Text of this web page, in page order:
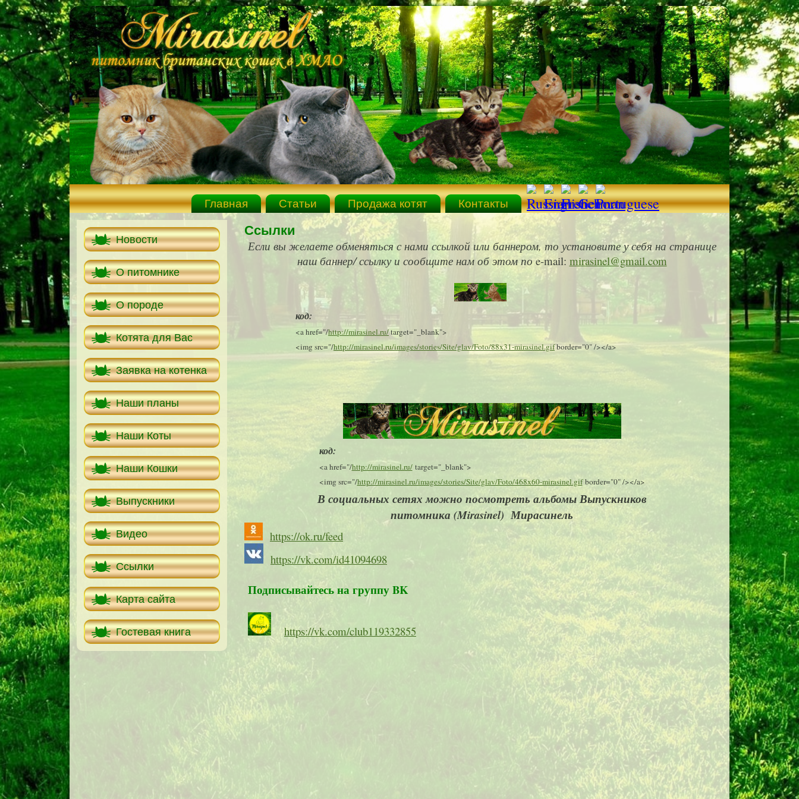
Главная Статьи Продажа котят Контакты
Новости
О питомнике
О породе
Котята для Вас
Заявка на котенка
Наши планы
Наши Коты
Наши Кошки
Выпускники
Видео
Ссылки
Карта сайта
Гостевая книга
Ссылки
Если вы желаете обменяться с нами ссылкой или баннером, то установите у себя на странице
наш баннер/ ссылку и сообщите нам об этом поe-mail: mirasinel@gmail.com
код:
<a href="/http://mirasinel.ru/target="_blank">
<img src="/http://mirasinel.ru/images/stories/Site/glav/Foto/88x31-mirasinel.gifborder="0" /></a>
код:
<a href="/http://mirasinel.ru/target="_blank">
<img src="/http://mirasinel.ru/images/stories/Site/glav/Foto/468x60-mirasinel.gifborder="0" /></a>
В социальных сетях можно посмотреть альбомы Выпускников
питомника (Mirasinel) Мирасинель
https://ok.ru/feed
https://vk.com/id41094698
Подписывайтесь на группу BK
https://vk.com/club119332855